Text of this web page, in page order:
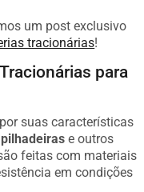
um post exclusivo
tracionárias!
para
suas características
e outros
feitas com materiais
em condições